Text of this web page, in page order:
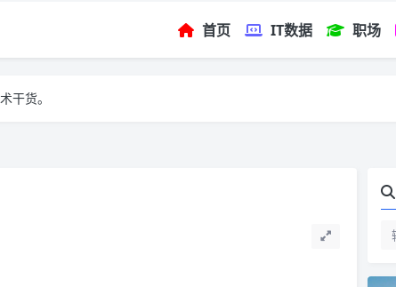
首页 IT数据 职场
干货。